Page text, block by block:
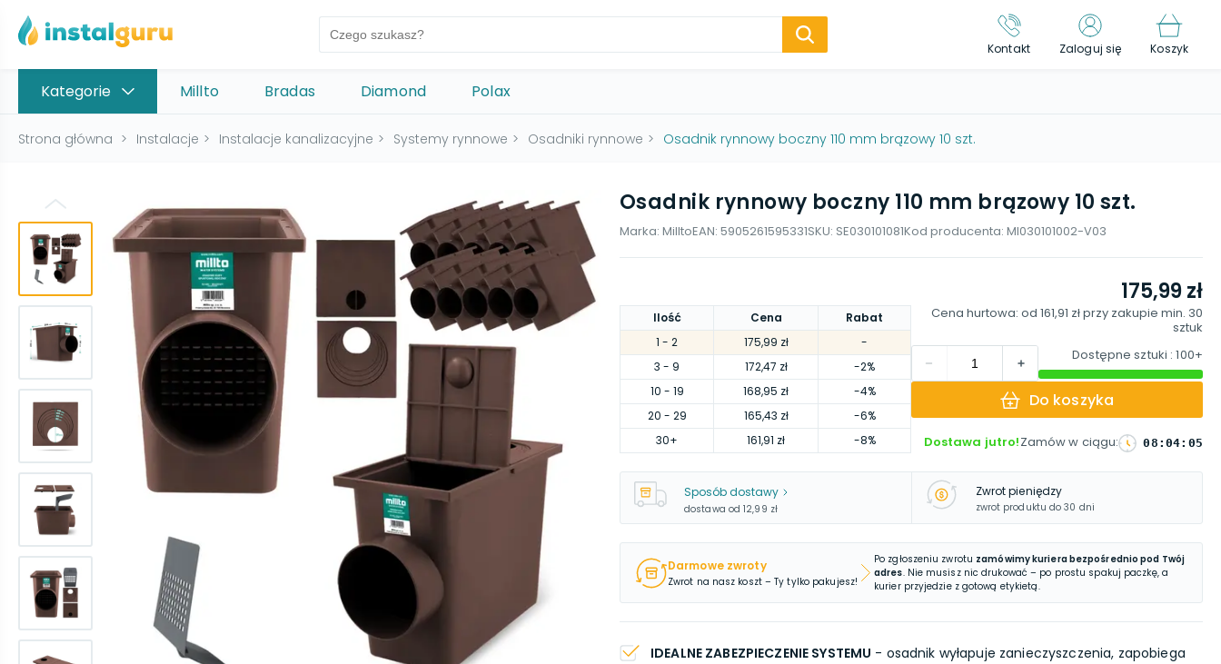
Kontakt Zaloguj się Koszyk
Kategorie Millto Bradas Diamond Polax
Strona główna > Instalacje > Instalacje kanalizacyjne > Systemy rynnowe > Osadniki rynnowe > Osadnik rynnowy boczny 110 mm brązowy 10 szt.
Osadnik rynnowy boczny 110 mm brązowy 10 szt.
Marka: MilltoEAN: 5905261595331SKU: SE030101081Kod producenta: MI030101002-V03
Ilość Cena
Rabat
1 - 2 175,99 zł
-
3 - 9 172,47 zł
-2%
10 - 19 168,95 zł
-4%
20 - 29 165,43 zł
-6%
30+ 161,91 zł -8%
175,99 zł
Cena hurtowa: od 161,91 złprzy zakupie min. 30
sztuk
Dostępne sztuki : 100+
Do koszyka
Dostawa jutro!Zamów w ciągu: 08 : 04: 04
Sposób dostawy
dostawa od 12,99 zł
Zwrot pieniędzy
zwrot produktu do 30 dni
Darmowe zwroty
Zwrot na nasz koszt – Ty tylko pakujesz!
Po zgłoszeniu zwrotu zamówimy kuriera bezpośrednio pod Twój
adres. Nie musisz nic drukować – po prostu spakuj paczkę, a
kurier przyjedzie z gotową etykietą.
IDEALNE ZABEZPIECZENIE SYSTEMU - osadnik wyłapuje zanieczyszczenia, zapobiega